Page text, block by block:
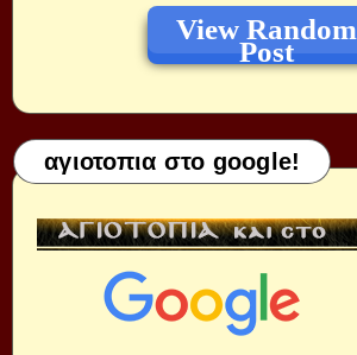
View Random
Post
αγιοτοπια στο google!